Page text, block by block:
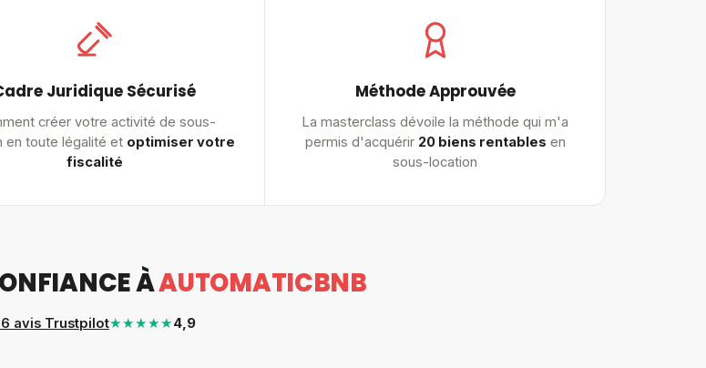
Juridique Sécurisé
créer votre activité de sous-
en toute légalité et optimiser votre
fiscalité
Méthode Approuvée
La masterclass dévoile la méthode qui m'a
permis d'acquérir 20 biens rentables en
sous-location
ÀAUTOMATICBNB
avis Trustpilot★★★★★4,9